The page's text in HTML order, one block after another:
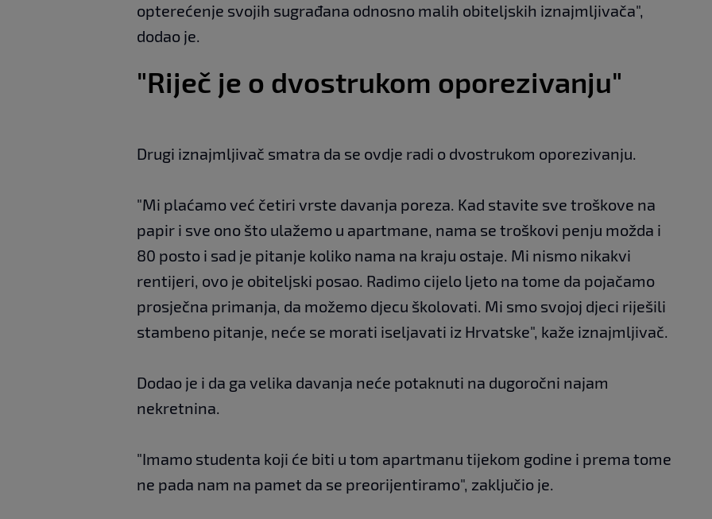
opterećenje svojih sugrađana odnosno malih obiteljskih iznajmljivača",
dodao je.
"Riječ je o dvostrukom oporezivanju"
Drugi iznajmljivač smatra da se ovdje radi o dvostrukom oporezivanju.
"Mi plaćamo već četiri vrste davanja poreza. Kad stavite sve troškove na
papir i sve ono što ulažemo u apartmane, nama se troškovi penju možda i
80 posto i sad je pitanje koliko nama na kraju ostaje. Mi nismo nikakvi
rentijeri, ovo je obiteljski posao. Radimo cijelo ljeto na tome da pojačamo
prosječna primanja, da možemo djecu školovati. Mi smo svojoj djeci riješili
stambeno pitanje, neće se morati iseljavati iz Hrvatske", kaže iznajmljivač.
Dodao je i da ga velika davanja neće potaknuti na dugoročni najam
nekretnina.
"Imamo studenta koji će biti u tom apartmanu tijekom godine i prema tome
ne pada nam na pamet da se preorijentiramo", zaključio je.